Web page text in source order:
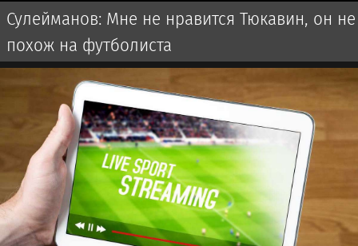
Сулейманов: Мне не нравится Тюкавин, он не
похож на футболиста